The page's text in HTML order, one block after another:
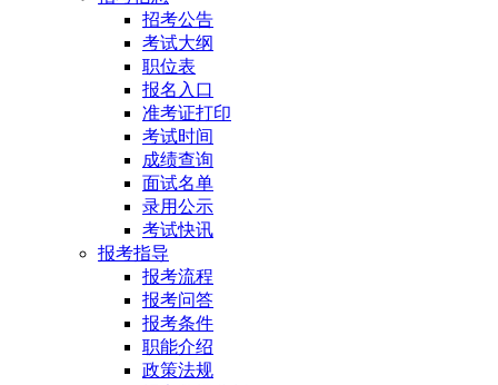
招考公告
考试大纲
职位表
报名入口
准考证打印
考试时间
成绩查询
面试名单
录用公示
考试快讯
报考指导
报考流程
报考问答
报考条件
职能介绍
政策法规